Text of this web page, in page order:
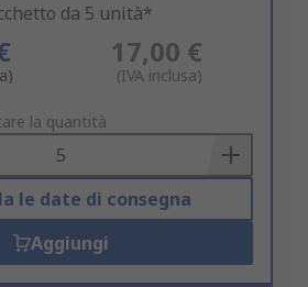
da 5 unità*
17,00 €
(IVA inclusa)
la quantità
le date di consegna
Aggiungi